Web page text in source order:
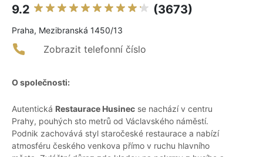
9.2 (3673)
Praha, Mezibranská 1450/13
Zobrazit telefonní číslo
O společnosti:
Autentická Restaurace Husinec se nachází v centru
Prahy, pouhých sto metrů od Václavského náměstí.
Podnik zachovává styl staročeské restaurace a nabízí
atmosféru českého venkova přímo v ruchu hlavního